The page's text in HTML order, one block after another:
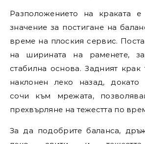
Разположението на краката
значение за постигане на
време на плоския сервис.
на ширината на раменете,
стабилна основа. Задният
наклонен леко назад, докато
сочи към мрежата,
прехвърляне на тежестта по
За да подобрите баланса,